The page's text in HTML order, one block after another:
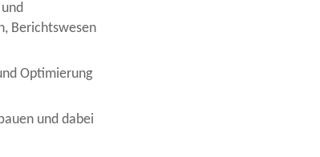
Berichtswesen
Optimierung
und dabei